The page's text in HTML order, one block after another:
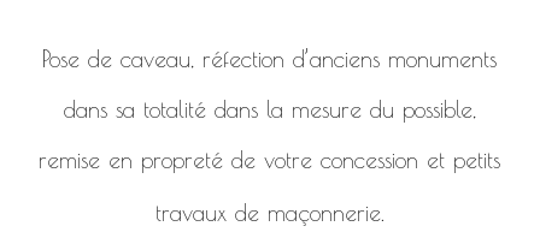
Pose de caveau, réfection d’anciens monuments
dans sa totalité dans la mesure du possible,
remise en propreté de votre concession et petits
travaux de maçonnerie.